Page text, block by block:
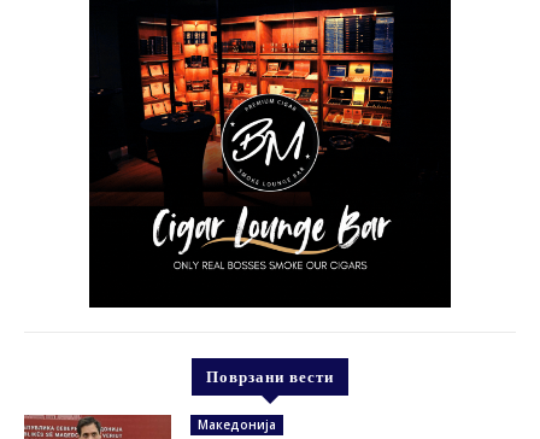
Поврзани вести
Македонија